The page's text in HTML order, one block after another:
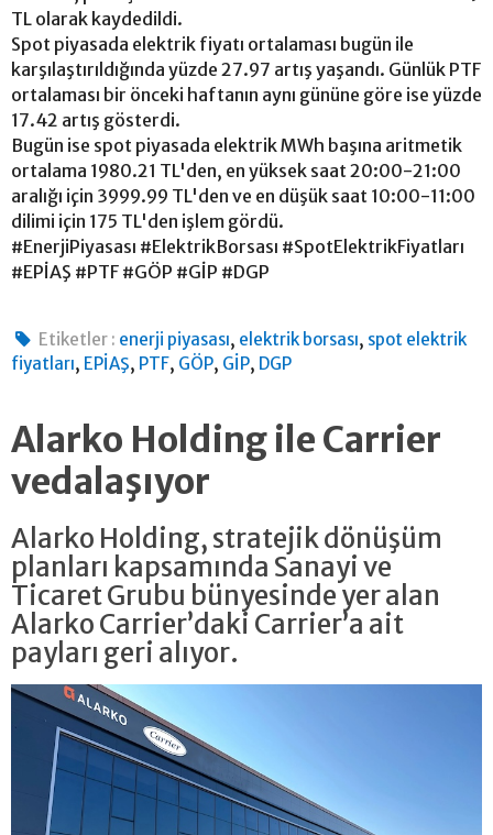
TL olarak kaydedildi.
Spot piyasada elektrik fiyatı ortalaması bugün ile
karşılaştırıldığında yüzde 27.97 artış yaşandı. Günlük PTF
ortalaması bir önceki haftanın aynı gününe göre ise yüzde
17.42 artış gösterdi.
Bugün ise spot piyasada elektrik MWh başına aritmetik
ortalama 1980.21 TL'den, en yüksek saat 20:00-21:00
aralığı için 3999.99 TL'den ve en düşük saat 10:00-11:00
dilimi için 175 TL'den işlem gördü.
#EnerjiPiyasası #ElektrikBorsası #SpotElektrikFiyatları
#EPİAŞ #PTF #GÖP #GİP #DGP
Etiketler : enerji piyasası, elektrik borsası, spot elektrik
fiyatları, EPİAŞ, PTF, GÖP, GİP, DGP
Alarko Holding ile Carrier
vedalaşıyor
Alarko Holding, stratejik dönüşüm
planları kapsamında Sanayi ve
Ticaret Grubu bünyesinde yer alan
Alarko Carrier’daki Carrier’a ait
payları geri alıyor.